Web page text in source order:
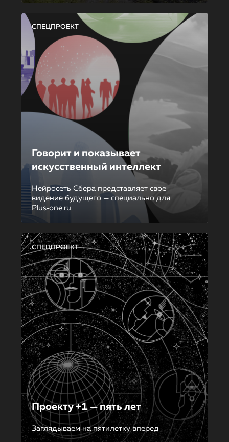
СПЕЦПРОЕКТ
Говорит и показывает
искусственный интеллект
Нейросеть Сбера представляет свое
видение будущего — специально для
Plus‑one.ru
СПЕЦПРОЕКТ
Проекту +1 — пять лет
Заглядываем на пятилетку вперед